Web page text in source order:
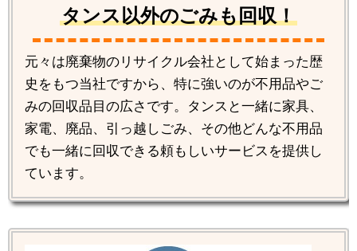
タンス以外のごみも回収！
元々は廃棄物のリサイクル会社として始まった歴
史をもつ当社ですから、特に強いのが不用品やご
みの回収品目の広さです。タンスと一緒に家具、
家電、廃品、引っ越しごみ、その他どんな不用品
でも一緒に回収できる頼もしいサービスを提供し
ています。